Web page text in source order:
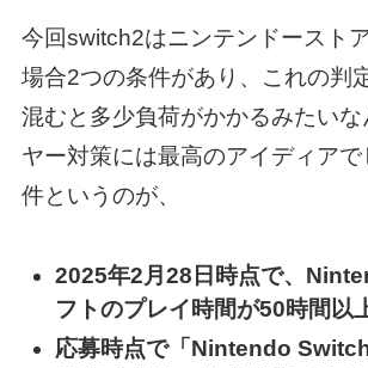
今回switch2はニンテンドースト
場合2つの条件があり、これの判
混むと多少負荷がかかるみたい
ヤー対策には最高のアイディア
件というのが、
2025年2月28日時点で、
フトのプレイ時間が50時間以
応募時点で「Nintendo